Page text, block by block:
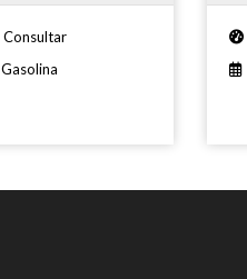
Consultar
Gasolina